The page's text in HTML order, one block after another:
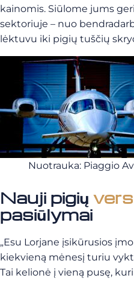
kainomis. Siūlome jums
sektoriuje – nuo
lėktuvu iki pigių tuščių
Nuotrauka: Piaggio
Nauji pigių
pasiūlymai
„Esu Lorjane įsikūrusios
kiekvieną mėnesį turiu
Tai kelionė į vieną pusę,